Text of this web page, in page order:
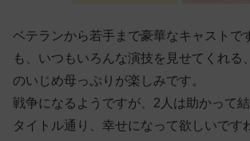
ベテランから若手まで豪華なキャストで
も、いつもいろんな演技を見せてくれる
のいじめ母っぷりが楽しみです。
戦争になるようですが、2人は助かって
タイトル通り、幸せになって欲しいです